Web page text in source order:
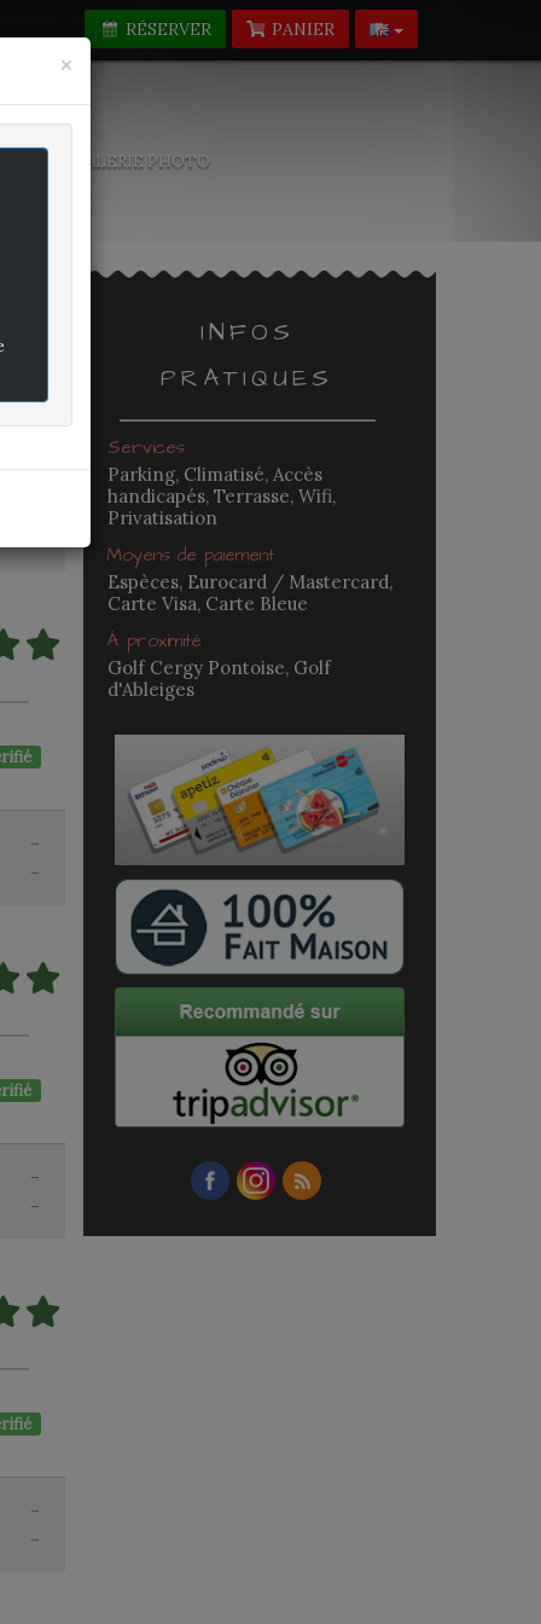
PANIER
RÉSERVER
GALERIE PHOTO
-
-
-
-
-
-
INFOS
PRATIQUES
Services
Parking, Climatisé, Accès
handicapés, Terrasse, Wifi,
Privatisation
Moyens de paiement
Espèces, Eurocard / Mastercard,
Carte Visa, Carte Bleue
À proximité
Golf Cergy Pontoise, Golf
d'Ableiges
× Fermer